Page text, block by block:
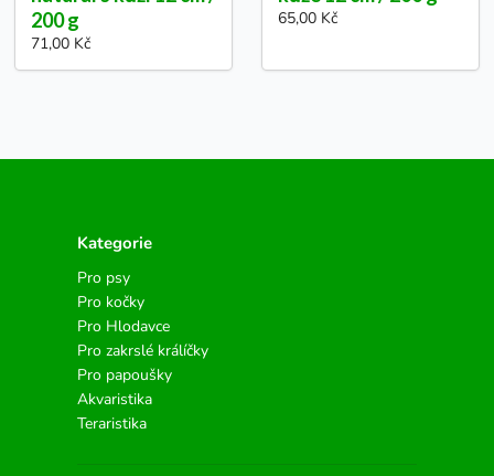
200 g
71,00 Kč
65,00 Kč
Kategorie
Pro psy
Pro kočky
Pro Hlodavce
Pro zakrslé králíčky
Pro papoušky
Akvaristika
Teraristika